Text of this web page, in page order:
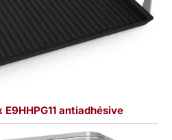
antiadhésive